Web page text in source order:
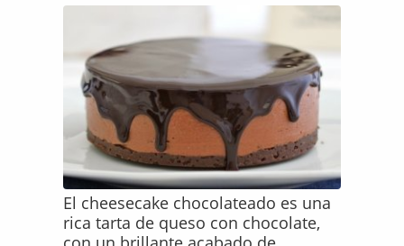
El cheesecake chocolateado es una
rica tarta de queso con chocolate,